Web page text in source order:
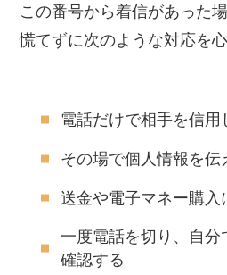
この番号から着信があった場
慌てずに次のような対応を
電話だけで相手を信用
その場で個人情報を伝
送金や電子マネー購入
一度電話を切り、自分
確認する